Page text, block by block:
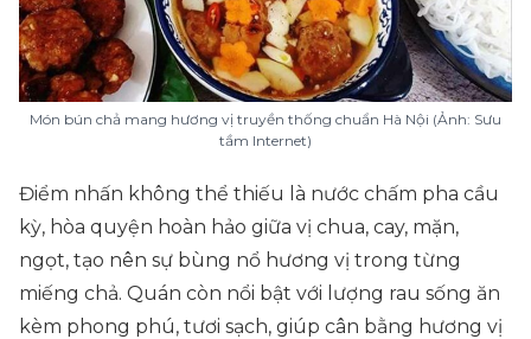
Món bún chả mang hương vị truyền thống chuẩn Hà Nội (Ảnh: Sưu
tầm Internet)
Điểm nhấn không thể thiếu là nước chấm pha cầu
kỳ, hòa quyện hoàn hảo giữa vị chua, cay, mặn,
ngọt, tạo nên sự bùng nổ hương vị trong từng
miếng chả. Quán còn nổi bật với lượng rau sống ăn
kèm phong phú, tươi sạch, giúp cân bằng hương vị